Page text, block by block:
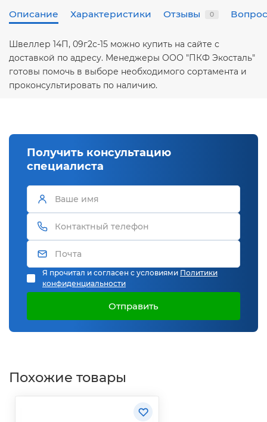
Описание Характеристики Отзывы 0
Швеллер 14П, 09г2с-15 можно купить на сайте с
доставкой по адресу. Менеджеры ООО "ПКФ Экосталь"
готовы помочь в выборе необходимого сортамента и
проконсультировать по наличию.
Получить консультацию
специалиста
Я прочитал и согласен с условиями Политики
конфиденциальности
Отправить
Похожие товары